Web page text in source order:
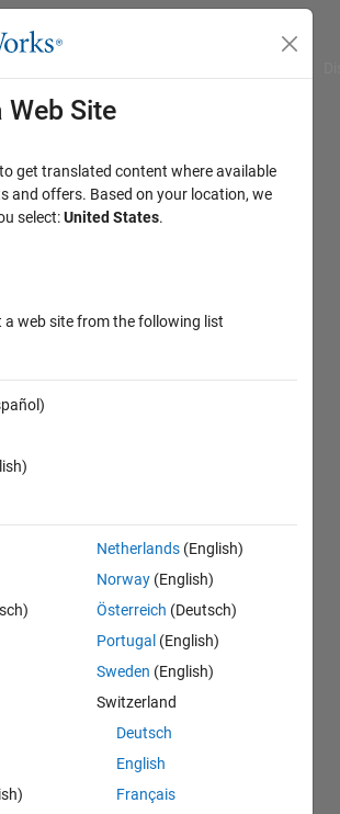
Web Site
get translated content where available
and offers. Based on your location, we
select:United States.
a web site from the following list
Netherlands (English)
Norway (English)
Österreich (Deutsch)
Portugal (English)
Sweden (English)
Switzerland
Deutsch
English
Français